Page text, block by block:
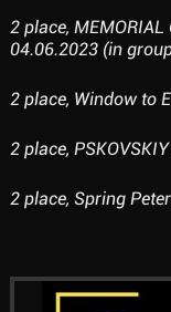
2 place, MEMORIAL
04.06.2023 (in
2 place, Window to
2 place,
2 place, Spring